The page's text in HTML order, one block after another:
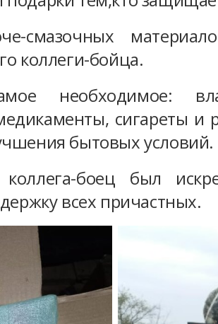
смазочных
коллеги-бойца.
необходимое:
сигареты и
бытовых условий.
боец был
всех причастных.